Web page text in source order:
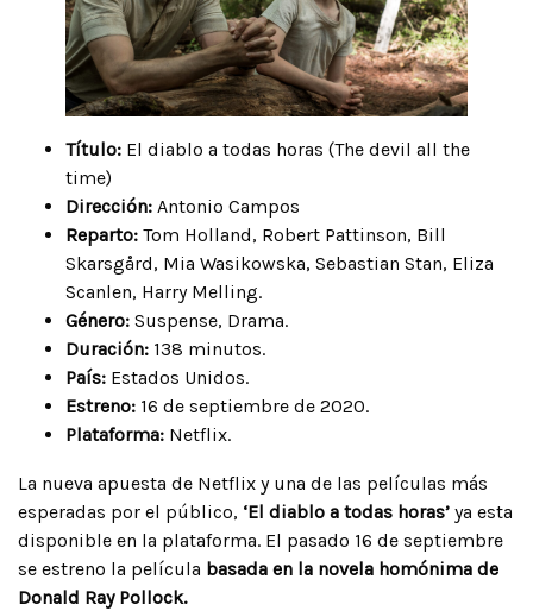
Título: El diablo a todas horas (The devil all the
time)
Dirección: Antonio Campos
Reparto: Tom Holland, Robert Pattinson, Bill
Skarsgård, Mia Wasikowska, Sebastian Stan, Eliza
Scanlen, Harry Melling.
Género: Suspense, Drama.
Duración: 138 minutos.
País: Estados Unidos.
Estreno: 16 de septiembre de 2020.
Plataforma: Netflix.
La nueva apuesta de Netflix y una de las películas más
esperadas por el público, ‘El diablo a todas horas’ ya esta
disponible en la plataforma. El pasado 16 de septiembre
se estreno la película basada en la novela homónima de
Donald Ray Pollock.